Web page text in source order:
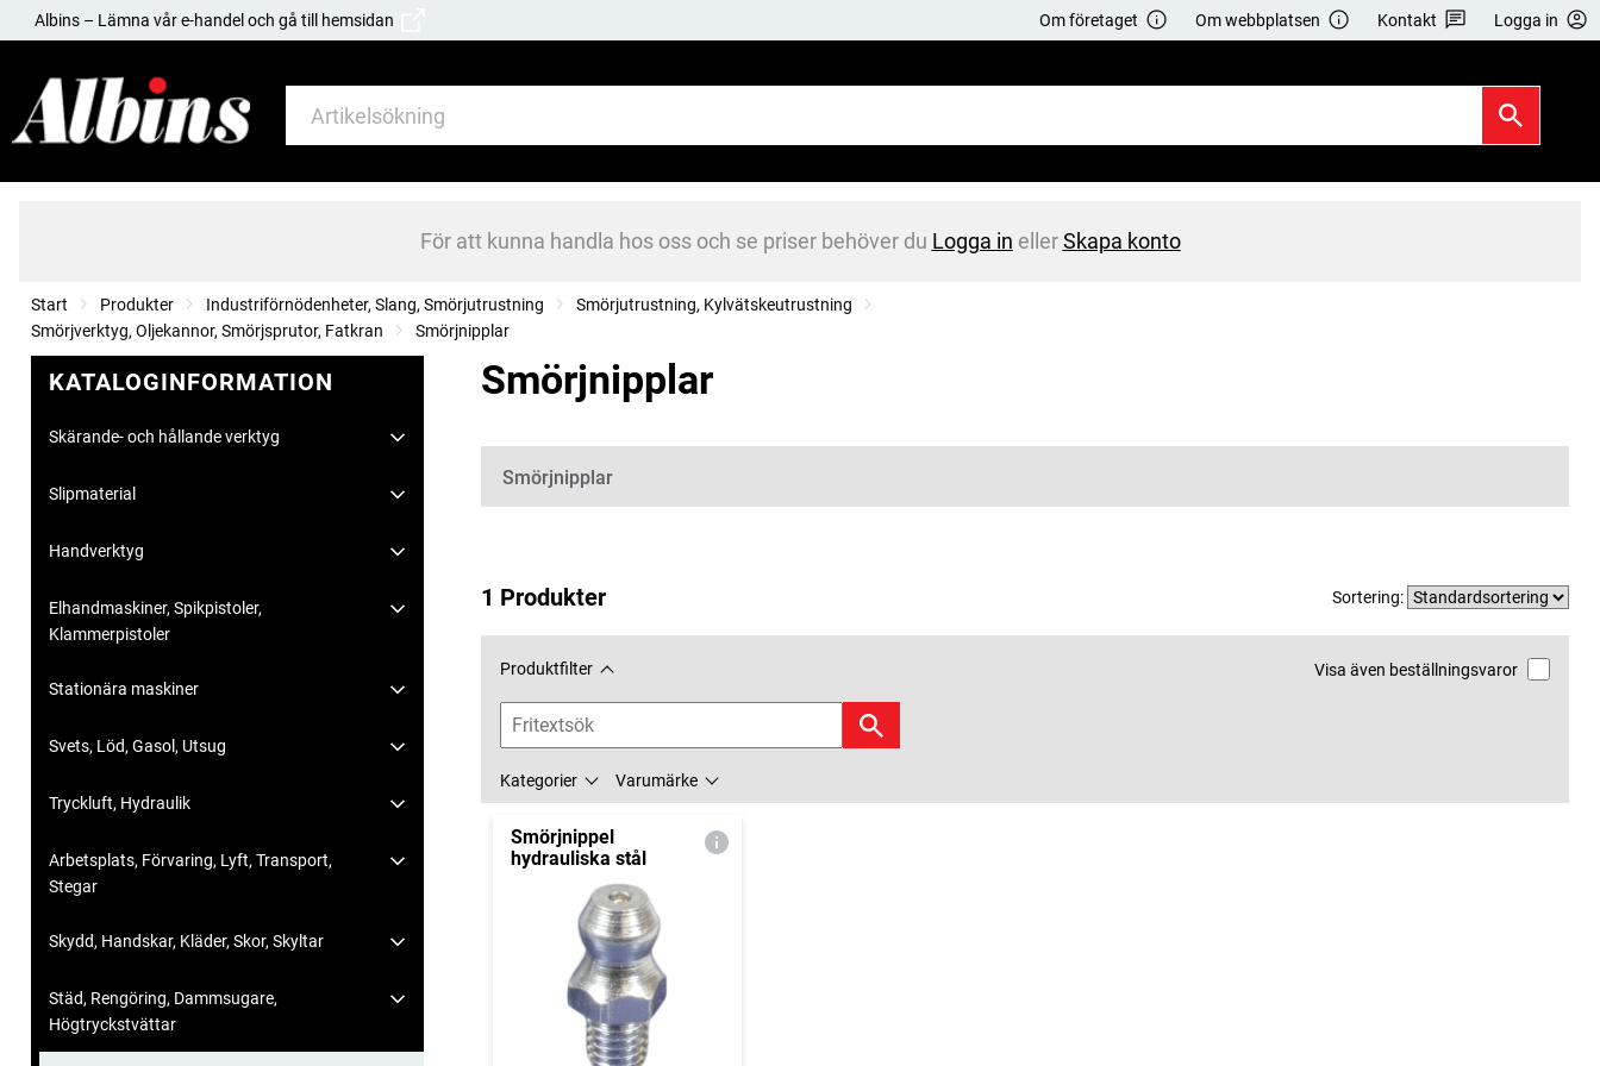
Albins – Lämna vår e-handel och gå till hemsidan Om företaget Om webbplatsen Kontakt Logga in
För att kunna handla hos oss och se priser behöver du Logga in ellerSkapa konto
Start Produkter Industriförnödenheter, Slang, Smörjutrustning
Smörjutrustning, Kylvätskeutrustning
Smörjverktyg, Oljekannor, Smörjsprutor, Fatkran
Smörjnipplar
KATALOGINFORMATION
Skärande- och hållande verktyg
Slipmaterial
Handverktyg
Elhandmaskiner, Spikpistoler,
Klammerpistoler
Stationära maskiner
Svets, Löd, Gasol, Utsug
Tryckluft, Hydraulik
Arbetsplats, Förvaring, Lyft, Transport,
Stegar
Skydd, Handskar, Kläder, Skor, Skyltar
Städ, Rengöring, Dammsugare,
Högtryckstvättar
Smörjnipplar
Kategorier
Smörjnipplar
1 Produkter Sortering:
Produktfilter Visa även beställningsvaror
Kategorier Varumärke
Smörjnippel
hydrauliska stål